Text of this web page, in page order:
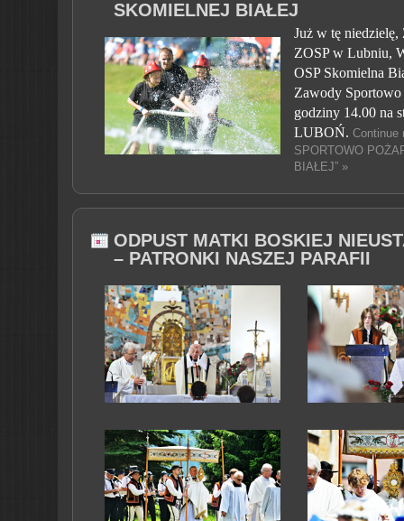
SKOMIELNEJ BIAŁEJ
Już w tę niedzielę,
ZOSP w Lubniu,
OSP Skomielna
Zawody
godziny 14.00 na
LUBOŃ. Continue
SPORTOWO
BIAŁEJ” »
ODPUST MATKI BOSKIEJ
– PATRONKI NASZEJ PARAFII